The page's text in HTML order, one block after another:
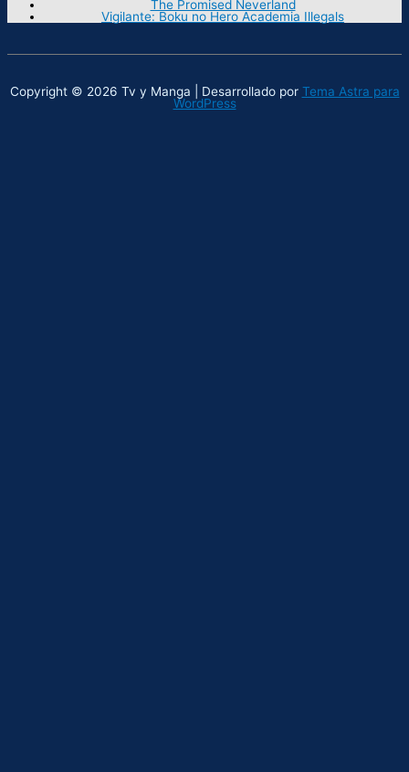
The Promised Neverland
Vigilante: Boku no Hero Academia Illegals
Copyright © 2026 Tv y Manga | Desarrollado por Tema Astra para
WordPress